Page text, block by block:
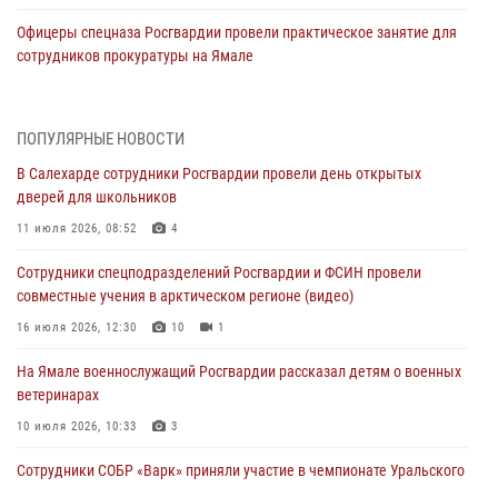
Офицеры спецназа Росгвардии провели практическое занятие для
сотрудников прокуратуры на Ямале
В Уральском округе Росгвардии состоялось заседание
29 июля 2026, 10:39
Сотрудники СОБР «Варк» приняли участие в чемпионате Уральского
28 июля 2026, 05:28 1
На Полярном круге Росгвардия обеспечила безопасность турнира
Акция «Каникулы с Росгвардией» продолжается на Ямале
ПОПУЛЯРНЫЕ НОВОСТИ
В Салехарде сотрудники Росгвардии провели день открытых
дверей для школьников
11 июля 2026, 08:52 4
Сотрудники спецподразделений Росгвардии и ФСИН провели
совместные учения в арктическом регионе (видео)
16 июля 2026, 12:30 10 1
На Ямале военнослужащий Росгвардии рассказал детям о военных
ветеринарах
10 июля 2026, 10:33 3
Сотрудники СОБР «Варк» приняли участие в чемпионате Уральского